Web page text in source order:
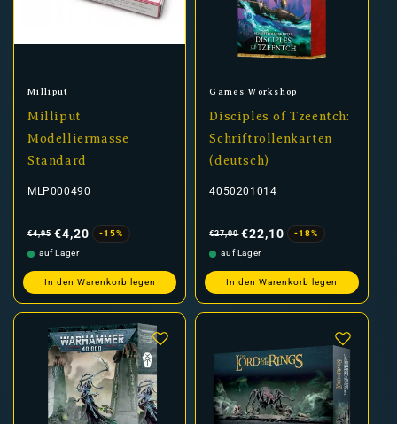
Anbieter:
Milliput
Milliput
Modelliermasse
Standard
MLP000490
Preis
€4,95 €4,20
-15%
auf Lager
In den Warenkorb legen
Anbieter:
Games Workshop
Disciples of Tzeentch:
Schriftrollenkarten
(deutsch)
4050201014
Preis
€27,00 €22,10
-18%
auf Lager
In den Warenkorb legen